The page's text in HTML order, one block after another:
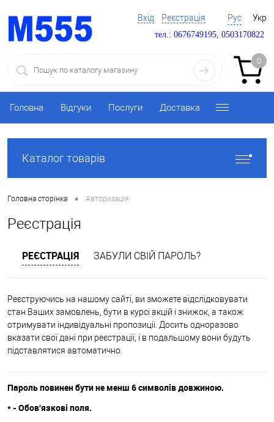
Вхід Реєстрація Рус Укр
тел.: 0676749195, 0503170822
0
Головна Відгуки Послуги Доставка
Каталог товарів
Головна сторінка • Авторизація
Реєстрація
РЕЄСТРАЦІЯ ЗАБУЛИ СВІЙ ПАРОЛЬ?
Реєструючись на нашому сайті, ви зможете відслідковувати
стан Ваших замовлень, бути в курсі акцій і знижок, а також
отримувати індивідуальні пропозиції. Досить одноразово
вказати свої дані при реєстрації, і в подальшому вони будуть
підставлятися автоматично.
Пароль повинен бути не менш 6 символів довжиною.
* - Обов'язкові поля.